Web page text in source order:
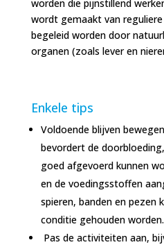
worden die pijnstillend
wordt gemaakt van
begeleid worden door
organen (zoals lever en
Enkele tips
Voldoende blijven
bevordert de
goed afgevoerd kunnen
en de voedingsstoffen
spieren, banden en pezen
conditie gehouden worden.
Pas de activiteiten aan,